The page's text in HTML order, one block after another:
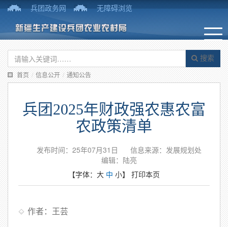
兵团政务网 无障碍浏览
搜索
首页 / 信息公开 / 通知公告
兵团2025年财政强农惠农富
农政策清单
发布时间：25年07月31日
信息来源：发展规划处
编辑：陆亮
【字体： 大 中 小】 打印本页
作者：王芸